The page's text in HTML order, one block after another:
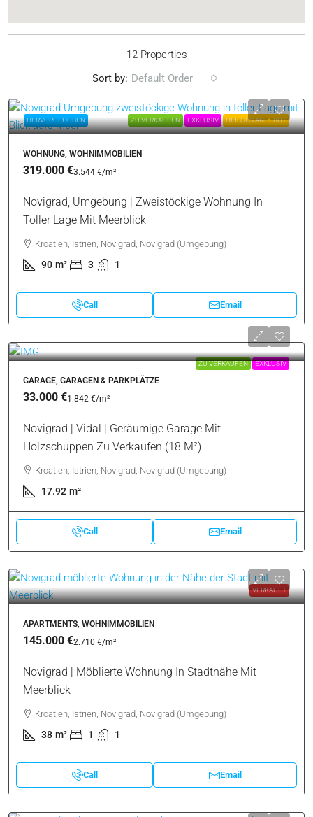
12 Properties
Sort by: Default Order
HERVORGEHOBEN ZU VERKAUFEN EXKLUSIV HEISSES ANGEBOT
WOHNUNG, WOHNIMMOBILIEN
319.000 €3.544 €/m²
Novigrad, Umgebung | Zweistöckige Wohnung In
Toller Lage Mit Meerblick
Kroatien, Istrien, Novigrad, Novigrad (Umgebung)
90 m² 3 1
Call Email
ZU VERKAUFEN EXKLUSIV
GARAGE, GARAGEN & PARKPLÄTZE
33.000 €1.842 €/m²
Novigrad | Vidal | Geräumige Garage Mit
Holzschuppen Zu Verkaufen (18 M²)
Kroatien, Istrien, Novigrad, Novigrad (Umgebung)
17.92 m²
Call Email
VERKAUFT
APARTMENTS, WOHNIMMOBILIEN
145.000 €2.710 €/m²
Novigrad | Möblierte Wohnung In Stadtnähe Mit
Meerblick
Kroatien, Istrien, Novigrad, Novigrad (Umgebung)
38 m² 1 1
Call Email